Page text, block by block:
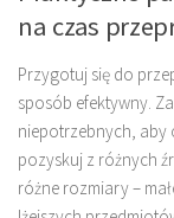
na czas
Przygotuj się do
sposób efektywny.
niepotrzebnych, aby
pozyskuj z różnych
różne rozmiary –